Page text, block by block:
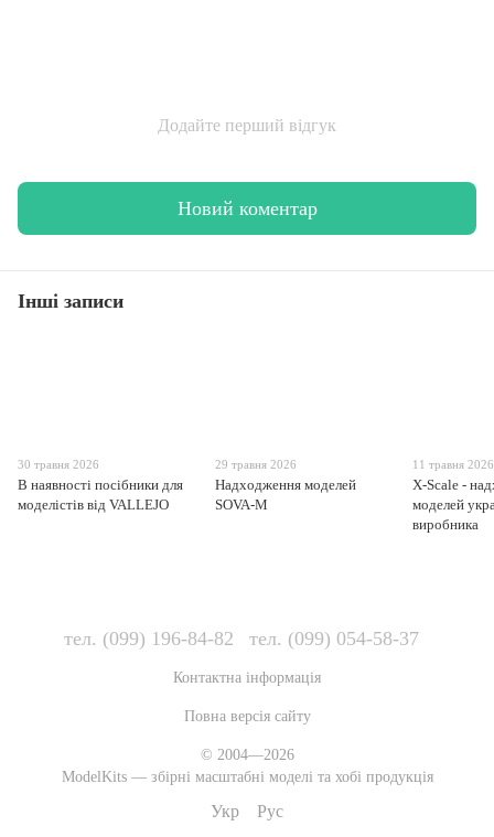
Додайте перший відгук
Новий коментар
Інші записи
30 травня 2026
В наявності посібники для
моделістів від VALLEJO
29 травня 2026
Надходження моделей
SOVA-M
11 травня 2026
X-Scale -
моделей
виробника
тел. (099) 196-84-82 тел. (099) 054-58-37
Контактна інформація
Повна версія сайту
© 2004—2026
ModelKits — збірні масштабні моделі та хобі продукція
Укр Рус